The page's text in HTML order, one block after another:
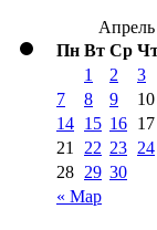
Пн Вт Ср
« Мар
1 2 3
7
8 9 10
14 15 16 17
21
22 23 24
28 29 30